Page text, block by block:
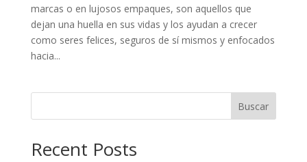
marcas o en lujosos empaques, son aquellos que
dejan una huella en sus vidas y los ayudan a crecer
como seres felices, seguros de sí mismos y enfocados
hacia...
Buscar
Recent Posts